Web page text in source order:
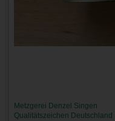
Metzgerei Denzel Singen
Qualitätszeichen Deutschland